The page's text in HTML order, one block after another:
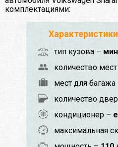
комплектациями:
тип кузова –
количество
мест для багажа
количество
кондиционер –
максимальная